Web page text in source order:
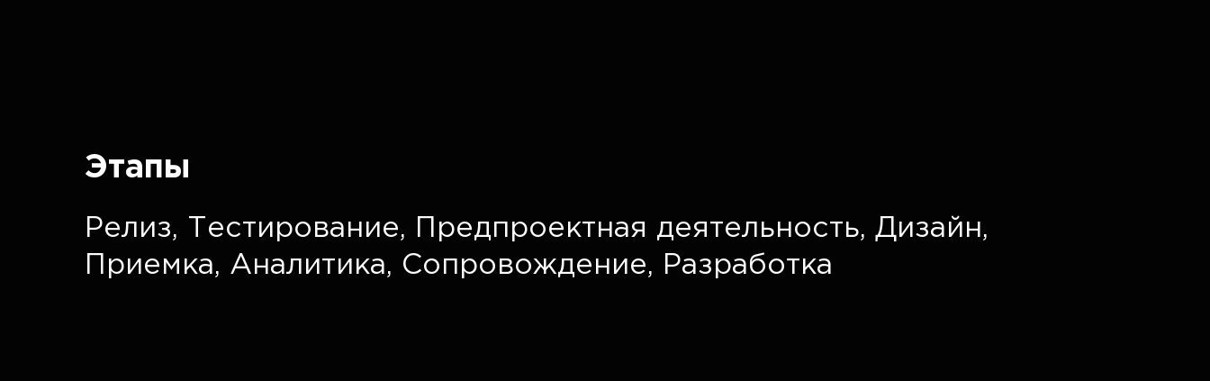
Этапы
Релиз, Тестирование, Предпроектная деятельность, Дизайн,
Приемка, Аналитика, Сопровождение, Разработка